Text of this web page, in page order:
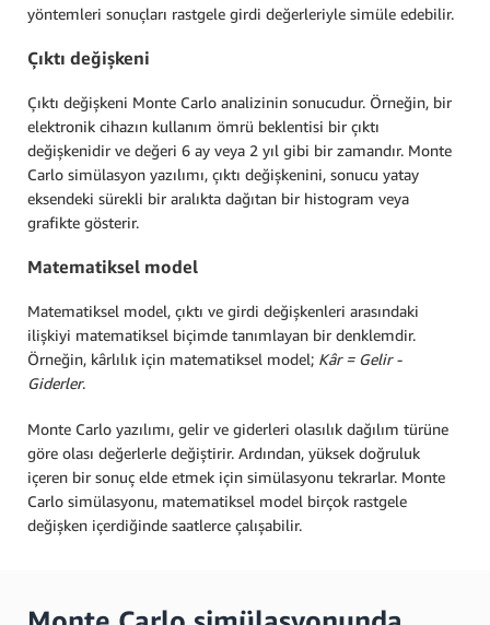
yöntemleri sonuçları rastgele girdi değerleriyle simüle edebilir.
Çıktı değişkeni
Çıktı değişkeni Monte Carlo analizinin sonucudur. Örneğin, bir
elektronik cihazın kullanım ömrü beklentisi bir çıktı
değişkenidir ve değeri 6 ay veya 2 yıl gibi bir zamandır. Monte
Carlo simülasyon yazılımı, çıktı değişkenini, sonucu yatay
eksendeki sürekli bir aralıkta dağıtan bir histogram veya
grafikte gösterir.
Matematiksel model
Matematiksel model, çıktı ve girdi değişkenleri arasındaki
ilişkiyi matematiksel biçimde tanımlayan bir denklemdir.
Örneğin, kârlılık için matematiksel model; Kâr = Gelir -
Giderler.
Monte Carlo yazılımı, gelir ve giderleri olasılık dağılım türüne
göre olası değerlerle değiştirir. Ardından, yüksek doğruluk
içeren bir sonuç elde etmek için simülasyonu tekrarlar. Monte
Carlo simülasyonu, matematiksel model birçok rastgele
değişken içerdiğinde saatlerce çalışabilir.